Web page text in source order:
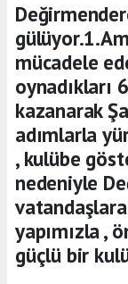
mücadele
oynadıkları
kazanarak
adımlarla
, kulübe
nedeniyle
yapımızla ,
güçlü bir